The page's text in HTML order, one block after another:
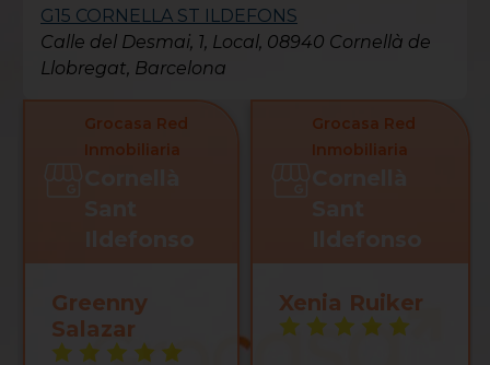
G15 CORNELLA ST ILDEFONS
Calle del Desmai, 1, Local, 08940 Cornellà de
Llobregat, Barcelona
Grocasa Red
Inmobiliaria
Greenny
Salazar
Grocasa Red
Inmobiliaria
Xenia Ruiker